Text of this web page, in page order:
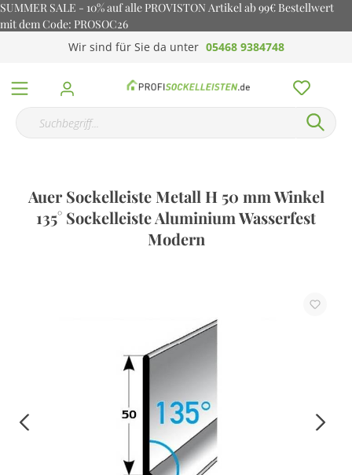
SUMMER SALE - 10% auf alle PROVISTON Artikel ab 99€ Bestellwert
mit dem Code: PROSOC26
Wir sind für Sie da unter 05468 9384748
Auer Sockelleiste Metall H 50 mm Winkel
135° Sockelleiste Aluminium Wasserfest
Modern